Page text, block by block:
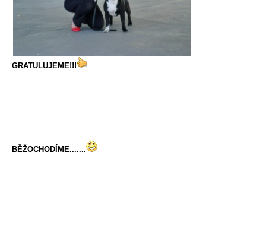
GRATULUJEME!!!
BĚŽOCHODÍME.......